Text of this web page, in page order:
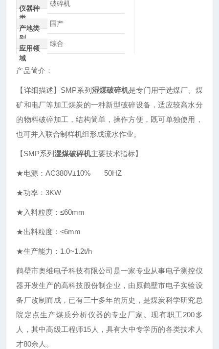
仪器种
类
破碎机
产地类
别
国产
应用领
域
综合
产品简介：
【详细描述】SMP系列 湿煤破碎机是专门用于选煤厂、煤
矿和电厂等加工煤炭的一种新型破碎设备，适应较高水分
的物料破碎加工，结构简单，操作方便，既可单独使用，
也可并入联合制样机组形成流水作业。
【SMP系列湿煤破碎机主要技术指标】
★电源：AC380V±10% 50HZ
★功率：3KW
★入料粒度：≤60mm
★出料粒度：≤6mm
★生产能力：1.0~1.2t/h
鹤壁市奥维电子科技有限公司是一家专业从事电子测控仪
器开发生产的高科技股份制企业，由原鹤壁市电子实验设
备厂改制而成，已有三十多年的历史，是煤炭科学研究总
院定点生产煤质分析仪器的专业厂家。现有职工200多
人，其中高级工程师15人，具有大中专学历的各类技术人
才80余人。